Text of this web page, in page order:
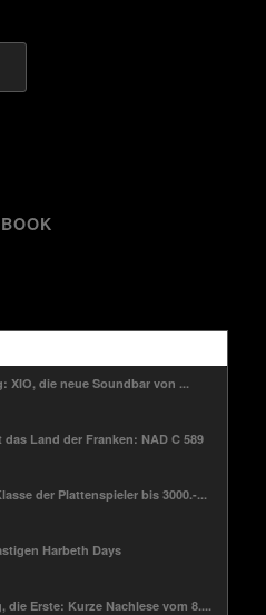
XIO, die neue Soundbar von ...
das Land der Franken: NAD C 589
der Plattenspieler bis 3000.-...
Harbeth Days
die Erste: Kurze Nachlese vom 8....